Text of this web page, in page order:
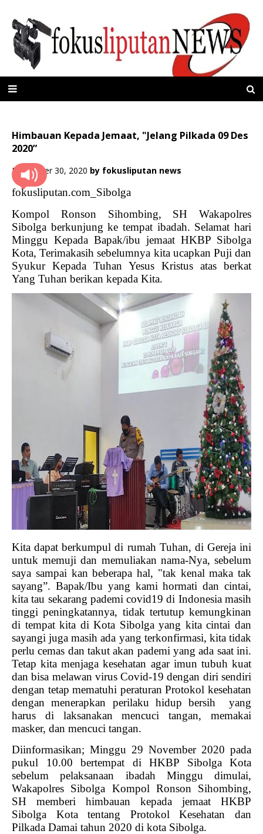
Himbauan Kepada Jemaat, "Jelang Pilkada 09 Des
2020”
November 30, 2020 by fokusliputan news
fokusliputan.com_Sibolga
Kompol Ronson Sihombing, SH Wakapolres
Sibolga berkunjung ke tempat ibadah. Selamat hari
Minggu Kepada Bapak/ibu jemaat HKBP Sibolga
Kota, Terimakasih sebelumnya kita ucapkan Puji dan
Syukur Kepada Tuhan Yesus Kristus atas berkat
Yang Tuhan berikan kepada Kita.
Kita dapat berkumpul di rumah Tuhan, di Gereja ini
untuk memuji dan memuliakan nama-Nya, sebelum
saya sampai kan beberapa hal, "tak kenal maka tak
sayang”. Bapak/Ibu yang kami hormati dan cintai,
kita tau sekarang pademi covid19 di Indonesia masih
tinggi peningkatannya, tidak tertutup kemungkinan
di tempat kita di Kota Sibolga yang kita cintai dan
sayangi juga masih ada yang terkonfirmasi, kita tidak
perlu cemas dan takut akan pademi yang ada saat ini.
Tetap kita menjaga kesehatan agar imun tubuh kuat
dan bisa melawan virus Covid-19 dengan diri sendiri
dengan tetap mematuhi peraturan Protokol kesehatan
dengan menerapkan perilaku hidup bersih
yang
harus di laksanakan mencuci tangan, memakai
masker, dan mencuci tangan.
Diinformasikan; Minggu 29 November 2020 pada
pukul 10.00 bertempat di HKBP Sibolga Kota
sebelum pelaksanaan ibadah Minggu dimulai,
Wakapolres Sibolga Kompol Ronson Sihombing,
SH memberi himbauan kepada jemaat HKBP
Sibolga Kota tentang Protokol Kesehatan dan
Pilkada Damai tahun 2020 di kota Sibolga.